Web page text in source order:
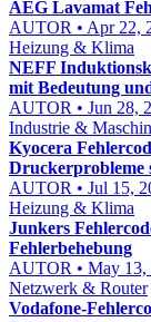
AEG Lavamat
AUTOR • Apr 22,
Heizung & Klima
NEFF
mit Bedeutung
AUTOR • Jun 28,
Industrie &
Kyocera
Druckerprobleme
AUTOR • Jul 15,
Heizung & Klima
Junkers
Fehlerbehebung
AUTOR • May 13,
Netzwerk & Router
Vodafone-